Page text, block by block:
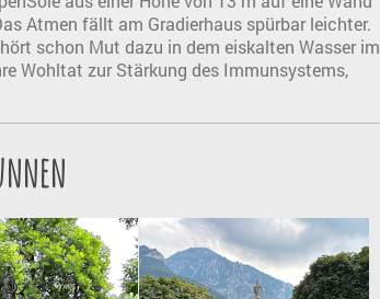
Atmen fällt am Gradierhaus spürbar leichter.
schon Mut dazu in dem eiskalten Wasser im
Wohltat zur Stärkung des Immunsystems,